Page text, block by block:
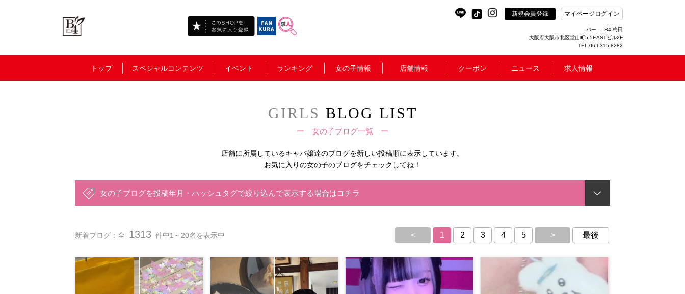
新規会員登録 マイページログイン
バー ： B4 梅田
大阪府大阪市北区堂山町5-5EASTビル2F
TEL.06-6315-8282
トップ スペシャルコンテンツ イベント ランキング 女の子情報 店舗情報 クーポン ニュース 求人情報
GIRLS BLOG LIST
ー 女の子ブログ一覧 ー
店舗に所属しているキャバ嬢達のブログを新しい投稿順に表示しています。
お気に入りの女の子のブログをチェックしてね！
女の子ブログを投稿年月・ハッシュタグで絞り込んで表示する場合はコチラ
新着ブログ：全 1313 件中1～20名を表示中 < 1 2 3 4 5 > 最後